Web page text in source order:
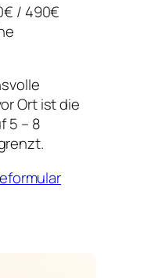
/ 490€
Ort ist die
5 – 8